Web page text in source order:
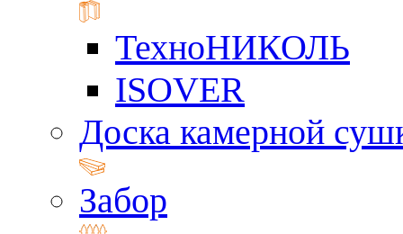
ТехноНИКОЛЬ
ISOVER
Доска камерной
Забор